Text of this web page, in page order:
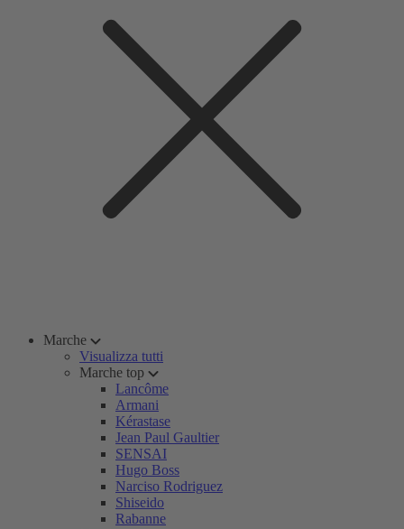
Marche
Visualizza tutti
Marche top
Lancôme
Armani
Kérastase
Jean Paul Gaultier
SENSAI
Hugo Boss
Narciso Rodriguez
Shiseido
Rabanne